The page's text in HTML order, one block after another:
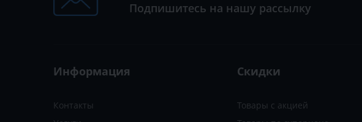
Подпишитесь на нашу рассылку
Информация
Контакты
Скидки
Товары с акцией